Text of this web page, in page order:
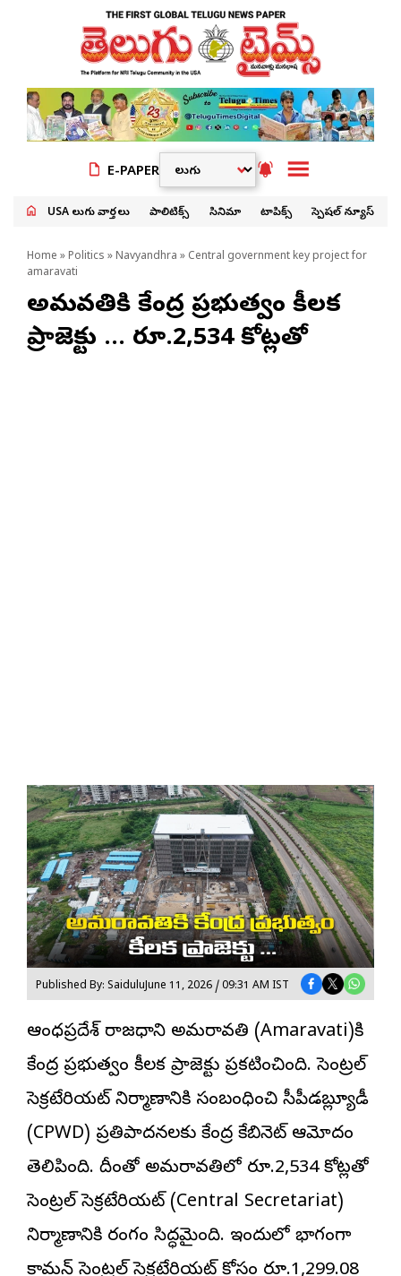
E-PAPER
USA తెలుగు వార్తలు పాలిటిక్స్ సినిమా టాపిక్స్ స్పెషల్ న్యూస్
Home » Politics » Navyandhra » Central government key project for
amaravati
అమరావతికి కేంద్ర ప్రభుత్వం కీలక
ప్రాజెక్టు … రూ.2,534 కోట్లతో
Published By: SaiduluJune 11, 2026 / 09:31 AM IST
ఆంధ్రప్రదేశ్ రాజధాని అమరావతి (Amaravati)కి
కేంద్ర ప్రభుత్వం కీలక ప్రాజెక్టు ప్రకటించింది. సెంట్రల్
సెక్రటేరియట్ నిర్మాణానికి సంబంధించి సీపీడబ్ల్యూడీ
(CPWD) ప్రతిపాదనలకు కేంద్ర కేబినెట్ ఆమోదం
తెలిపింది. దీంతో అమరావతిలో రూ.2,534 కోట్లతో
సెంట్రల్ సెక్రటేరియట్ (Central Secretariat)
నిర్మాణానికి రంగం సిద్ధమైంది. ఇందులో భాగంగా
కామన్ సెంట్రల్ సెక్రటేరియట్ కోసం రూ.1,299.08